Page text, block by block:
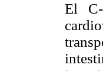
El C-